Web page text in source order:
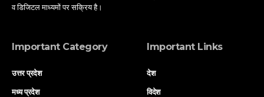
व डिजिटल माध्यमों पर सक्रिय है।
Important Category
उत्तर प्रदेश
मध्य प्रदेश
Important Links
देश
विदेश